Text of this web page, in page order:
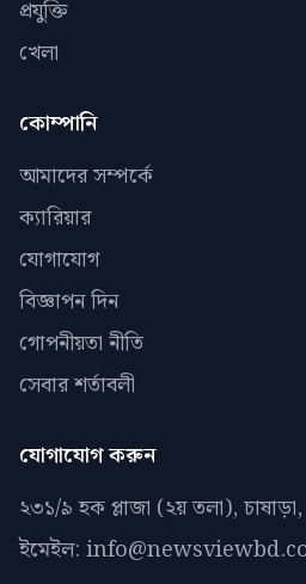
প্রযুক্তি
খেলা
কোম্পানি
আমাদের সম্পর্কে
ক্যারিয়ার
যোগাযোগ
বিজ্ঞাপন দিন
গোপনীয়তা নীতি
সেবার শর্তাবলী
যোগাযোগ করুন
২৩১/৯ হক প্লাজা (২য় তলা), চাষাড়া,
ইমেইল: